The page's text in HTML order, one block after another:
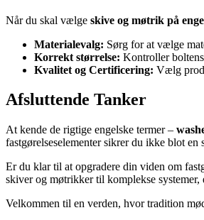
Når du skal vælge skive og møtrik på
Materialevalg: Sørg for at vælge
Korrekt størrelse: Kontroller
Kvalitet og Certificering: Vælg
Afsluttende Tanker
At kende de rigtige engelske termer –
fastgørelseselementer sikrer du ikke blot
Er du klar til at opgradere din viden om
skiver og møtrikker til komplekse
Velkommen til en verden, hvor tradition